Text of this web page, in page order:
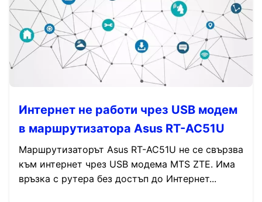
Интернет не работи чрез USB модем
в маршрутизатора Asus RT-AC51U
Маршрутизаторът Asus RT-AC51U не се свързва
към интернет чрез USB модема MTS ZTE. Има
връзка с рутера без достъп до Интернет...